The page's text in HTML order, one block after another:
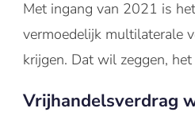
Met ingang van 2021 is
vermoedelijk multilaterale
krijgen. Dat wil zeggen,
Vrijhandelsverdrag